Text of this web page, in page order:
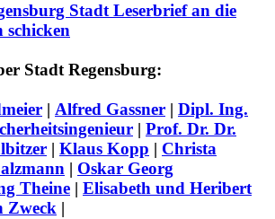
Stadt Leserbrief an die
Stadt Regensburg:
| Alfred Gassner | Dipl. Ing.
| Prof. Dr. Dr.
| Klaus Kopp | Christa
| Oskar Georg
Theine | Elisabeth und Heribert
Zweck |